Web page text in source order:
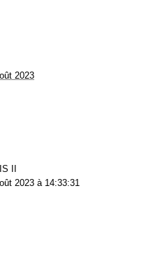
2023
II
2023 à 14:33:31